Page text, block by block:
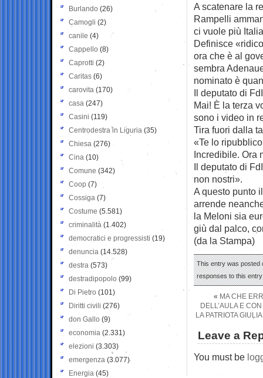
A scatenare la
Rampelli
ci vuole più
Definisce
ora che è al
sembra
nominato è
Il deputato di
Mai! È la terza
sono i video in
Tira fuori dalla
«Te lo
Incredibile. Ora
Il deputato di
non nostri».
A questo punto
arrende
la Meloni sia
giù dal palco,
(da la Stampa)
This entry was posted
responses to this
« MA CHE
DELL’AULA E
LA PATRIOTA
Leave a
You must be
Burlando (26)
Camogli (2)
canile (4)
Cappello (8)
Caprotti (2)
Caritas (6)
carovita (170)
casa (247)
Casini (119)
Centrodestra in Liguria (35)
Chiesa (276)
Cina (10)
Comune (342)
Coop (7)
Cossiga (7)
Costume (5.581)
criminalità (1.402)
democratici e progressisti (19)
denuncia (14.528)
destra (573)
destradipopolo (99)
Di Pietro (101)
Diritti civili (276)
don Gallo (9)
economia (2.331)
elezioni (3.303)
emergenza (3.077)
Energia (45)